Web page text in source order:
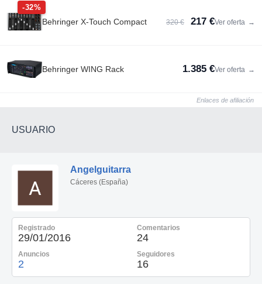
-32%
Behringer X-Touch Compact 320 € 217 €Ver oferta →
Behringer WING Rack 1.385 €Ver oferta →
Enlaces de afiliación
USUARIO
Angelguitarra
Cáceres (España)
Registrado
29/01/2016
Comentarios
24
Anuncios
2
Seguidores
16